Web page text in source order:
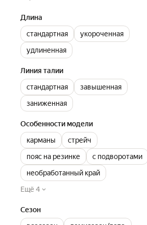
Длина
стандартная
укороченная
удлиненная
Линия талии
стандартная
завышенная
заниженная
Особенности модели
карманы
стрейч
пояс на резинке
с подворотами
необработанный край
Ещё 4
Сезон